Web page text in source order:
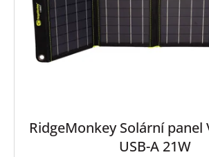
RidgeMonkey Solární panel
USB-A 21W